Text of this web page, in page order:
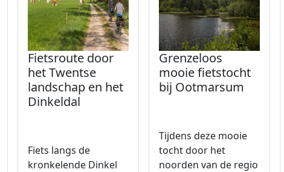
Fietsroute door
het Twentse
landschap en het
Dinkeldal
Fiets langs de
kronkelende Dinkel
Grenzeloos
mooie fietstocht
bij Ootmarsum
Tijdens deze mooie
tocht door het
noorden van de regio